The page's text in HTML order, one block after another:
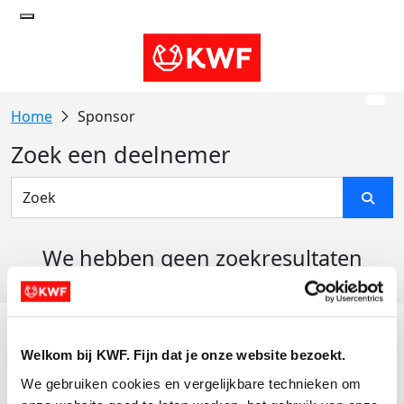
Welkom bij KWF. Fijn dat je onze website bezoekt.
We gebruiken cookies en vergelijkbare technieken om
Sponsor
Zoek een deelnemer
We hebben geen zoekresultaten
Actiematerialen
Evenementen